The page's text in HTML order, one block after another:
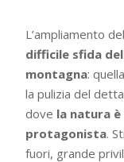
L’ampliamento
difficile sfida
montagna:
la pulizia del
dove la natura
protagonista.
fuori, grande